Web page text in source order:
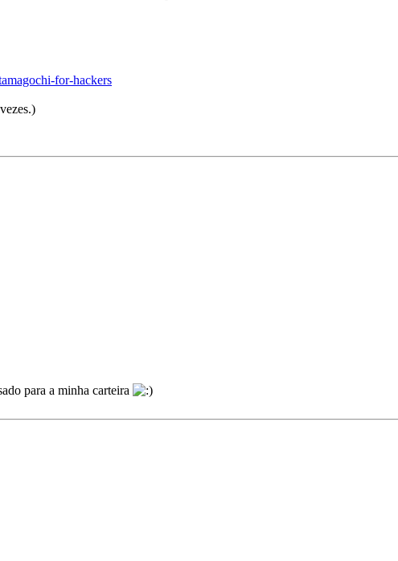
for-hackers
para a minha carteira